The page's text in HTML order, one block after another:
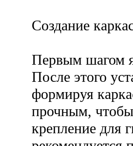
Создание
Первым шагом
После этого
формируя
прочным, чтобы
крепление для